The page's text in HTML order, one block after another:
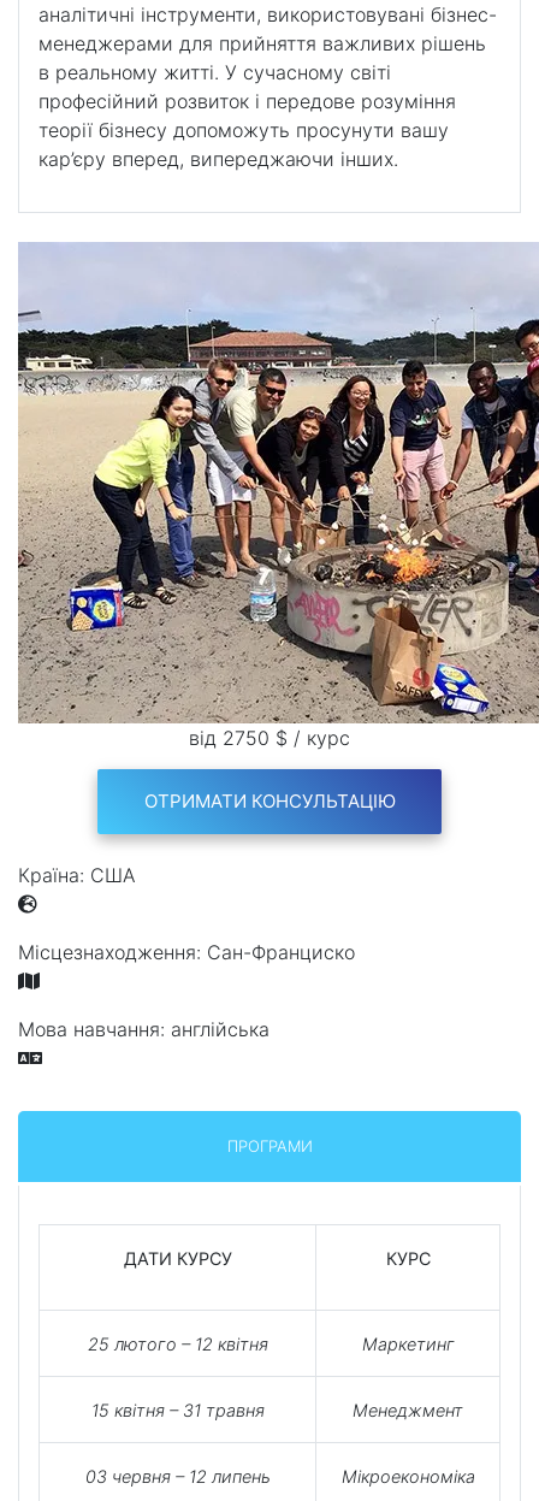
аналітичні інструменти, використовувані бізнес-
менеджерами для прийняття важливих рішень
в реальному житті. У сучасному світі
професійний розвиток і передове розуміння
теорії бізнесу допоможуть просунути вашу
кар’єру вперед, випереджаючи інших.
від 2750 $ / курс
ОТРИМАТИ КОНСУЛЬТАЦІЮ
Країна: США
Місцезнаходження: Сан-Франциско
Мова навчання: англійська
ПРОГРАМИ
ДАТИ КУРСУ КУРС
25 лютого – 12 квітня Маркетинг
15 квітня – 31 травня Менеджмент
03червня – 12 липень Мікроекономіка